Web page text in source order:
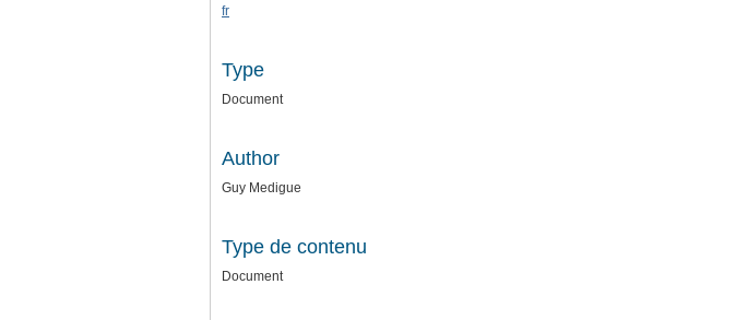
fr
Type
Document
Author
Guy Medigue
Type de contenu
Document